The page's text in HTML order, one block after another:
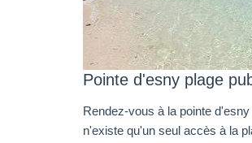
Pointe d'esny plage
Rendez-vous à la pointe
n'existe qu'un seul accès à la